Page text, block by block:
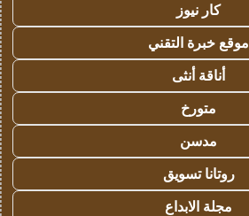
كار نيوز
موقع خبرة التقني
أناقة أنثى
متورخ
مدسن
روتانا تسويق
مجلة الابداع